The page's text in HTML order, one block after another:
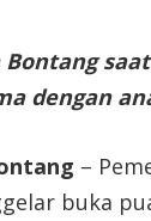
dengan
–
buka